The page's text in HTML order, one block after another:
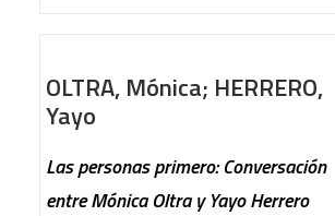
OLTRA, Mónica; HERRERO,
Yayo
Las personas primero: Conversación
entre Mónica Oltra y Yayo Herrero